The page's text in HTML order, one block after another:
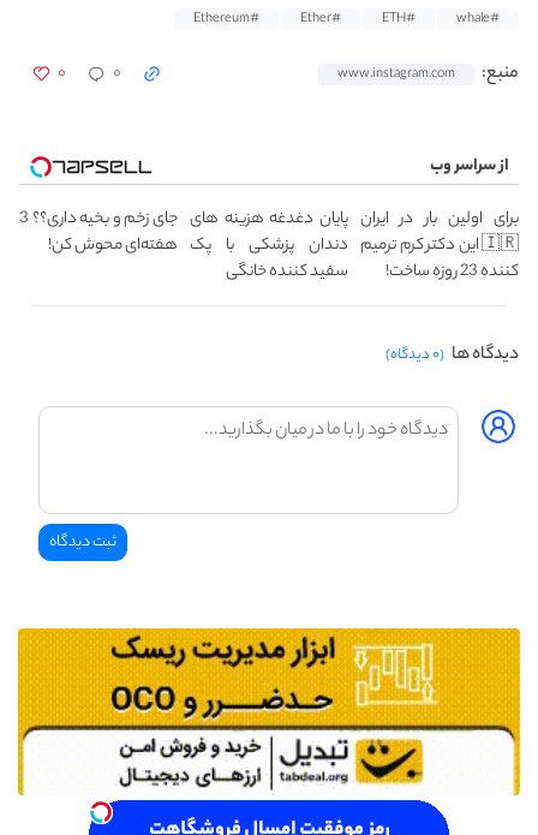
#whale
#ETH
#Ether
#Ethereum
منبع: www.instagram.com ۰ ۰
از سراسر وب
برای اولین بار در ایران
🇮🇷 این دکتر کرم ترمیم
کننده 23 روزه ساخت!
پایان دغدغه هزینه های
دندان پزشکی با پک
سفید کننده خانگی
جای زخم و بخیه داری؟؟ 3
هفته‌ای محوش کن!
دیدگاه ها (۰ دیدگاه)